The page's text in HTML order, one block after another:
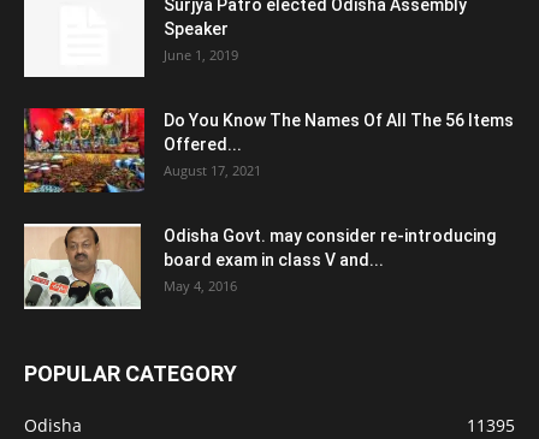
Surjya Patro elected Odisha Assembly
Speaker
June 1, 2019
Do You Know The Names Of All The 56 Items
Offered...
August 17, 2021
Odisha Govt. may consider re-introducing
board exam in class V and...
May 4, 2016
POPULAR CATEGORY
Odisha
11395